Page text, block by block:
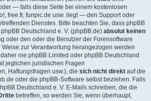
— falls diese Seite bei einem kostenlosen
free.fr, funpic.de usw. liegt — den Support oder
Dienstes. Bitte beachten Sie, dass phpBB
Deutschland e. V. (phpBB.de) absolut keinen
oder den oder die Benutzer der Forensoftware
zur Verantwortung herangezogen werden
nie phpBB Limited oder phpBB Deutschland
jeglichen juristischen Fragen
Haftungsfragen usw.), die sich nicht direkt auf die
oder die phpBB-Software selbst beziehen. Falls
Deutschland e. V. E-Mails schreiben, die die
betreffen, so werden Sie, wenn überhaupt,